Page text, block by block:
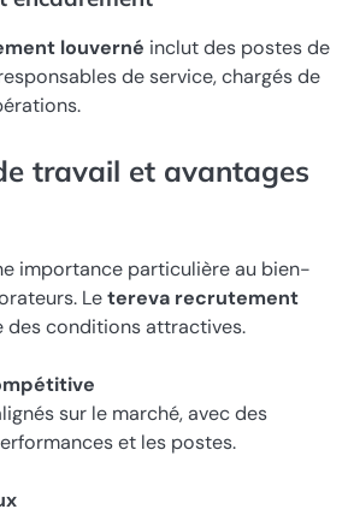
louverné inclut des postes de
de service, chargés de
travail et avantages
importance particulière au bien-
Letereva recrutement
des conditions attractives.
sur le marché, avec des
et les postes.